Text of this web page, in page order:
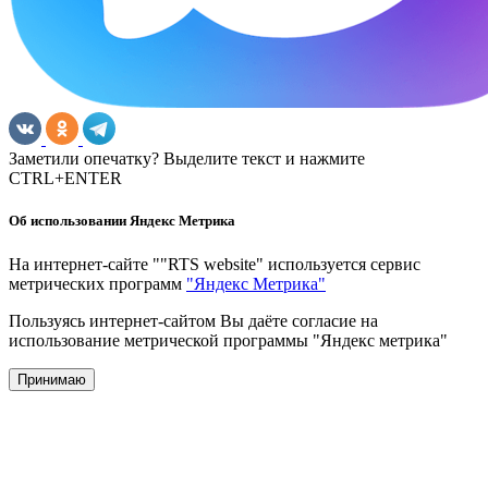
Заметили опечатку? Выделите текст и нажмите
CTRL+ENTER
Об использовании Яндекс Метрика
На интернет-сайте ""RTS website" используется сервис
метрических программ "Яндекс Метрика"
Пользуясь интернет-сайтом Вы даёте согласие на
использование метрической программы "Яндекс метрика"
Принимаю